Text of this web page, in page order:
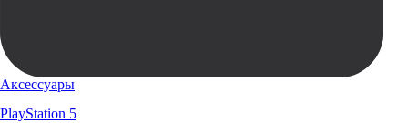
Аксессуары
PlayStation 5